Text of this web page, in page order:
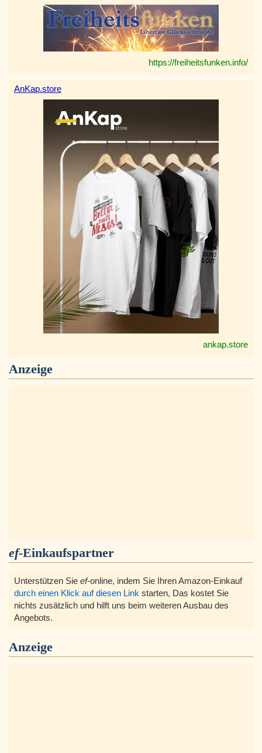
https://freiheitsfunken.info/
AnKap.store
ankap.store
Anzeige
ef-Einkaufspartner
Unterstützen Sie ef-online, indem Sie Ihren Amazon-Einkauf
durch einen Klick auf diesen Link starten, Das kostet Sie
nichts zusätzlich und hilft uns beim weiteren Ausbau des
Angebots.
Anzeige